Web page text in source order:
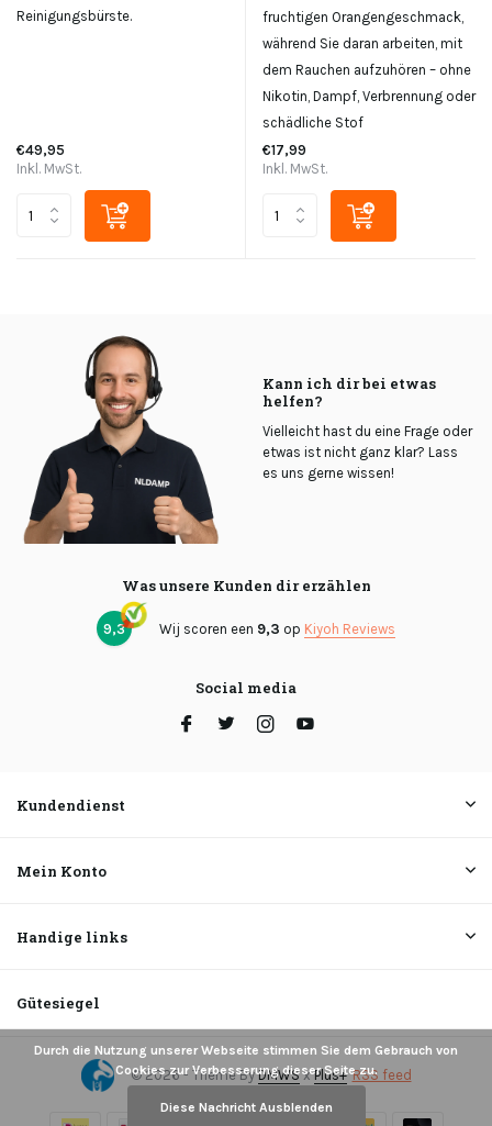
Reinigungsbürste.
€49,95
Inkl. MwSt.
fruchtigen Orangengeschmack,
während Sie daran arbeiten, mit
dem Rauchen aufzuhören – ohne
Nikotin, Dampf, Verbrennung oder
schädliche Stof
€17,99
Inkl. MwSt.
Kann ich dir bei etwas
helfen?
Vielleicht hast du eine Frage oder
etwas ist nicht ganz klar? Lass
es uns gerne wissen!
Was unsere Kunden dir erzählen
9,3 Wij scoren een 9,3 op Kiyoh Reviews
Social media
Kundendienst
Mein Konto
Handige links
Gütesiegel
© 2026 - Theme ByDMWSxPlus+ RSS feed
Durch die Nutzung unserer Webseite stimmen Sie dem Gebrauch von
Cookies zur Verbesserung dieser Seite zu.
Diese Nachricht Ausblenden